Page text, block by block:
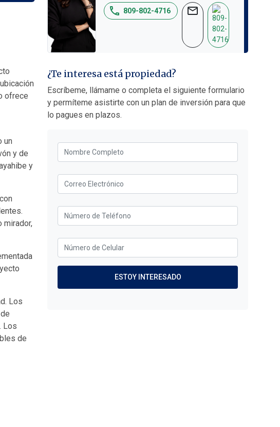
ofrece
un
y de
y
mirador,
Los
Los
de
phone 809-802-4716 mail
¿Te interesa está propiedad?
Escríbeme, llámame o completa el siguiente formulario
y permíteme asistirte con un plan de inversión para que
lo pagues en plazos.